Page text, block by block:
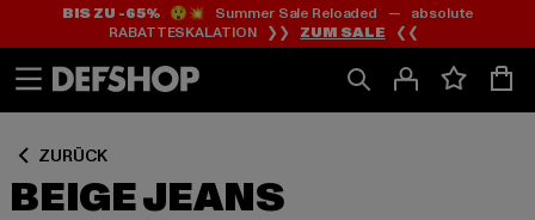
Zum
Inhalt
springen
Zum
Fußzeile
springen
BIS ZU -65%😲💥 Summer Sale Reloaded — absolute
RABATTESKALATION ❯❯ ZUM SALE ❮❮
ZURÜCK
BEIGE JEANS
Zum
Produktraster
springen